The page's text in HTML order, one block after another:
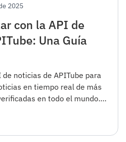
2025
con la API de
Una Guía
noticias de APITube para
en tiempo real de más
en todo el mundo.
filtrado.